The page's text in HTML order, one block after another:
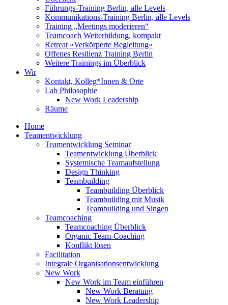
Führungs-Training Berlin, alle Levels
Kommunikations-Training Berlin, alle Levels
Training „Meetings moderieren“
Teamcoach Weiterbildung, kompakt
Retreat »Verkörperte Begleitung«
Offenes Resilienz Training Berlin
Weitere Trainings im Überblick
Wir
Kontakt, Kolleg*Innen & Orte
Lab Philosophie
New Work Leadership
Räume
Home
Teamentwicklung
Teamentwicklung Seminar
Teamentwicklung Überblick
Systemische Teamaufstellung
Design Thinking
Teambuilding
Teambuilding Überblick
Teambuilding mit Musik
Teambuilding und Singen
Teamcoaching
Teamcoaching Überblick
Organic Team-Coaching
Konflikt lösen
Facilitation
Integrale Organisationsentwicklung
New Work
New Work im Team einführen
New Work Beratung
New Work Leadership